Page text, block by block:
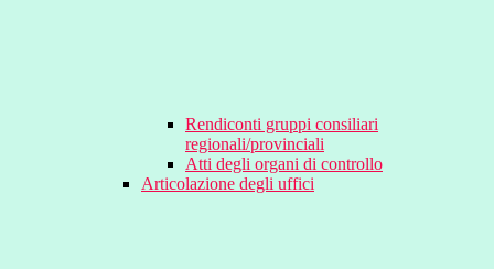
Rendiconti gruppi consiliari
regionali/provinciali
Atti degli organi di controllo
Articolazione degli uffici